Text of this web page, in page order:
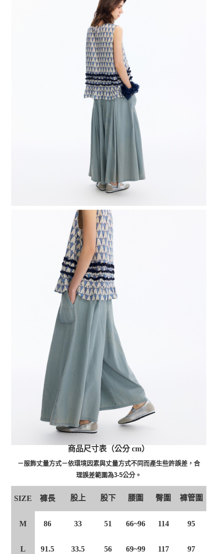
商品尺寸表（公分 cm）
－服飾丈量方式－依環境因素與丈量方式不同而產生些許誤差，合
理誤差範圍為3-5公分。
SIZE 褲長 股上 股下 腰圍 臀圍 褲管圍
M 86 33 51 66~96 114 95
L 91.5 33.5 56 69~99 117 97